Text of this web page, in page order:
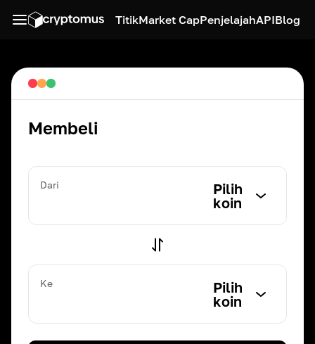
TitikMarket CapPenjelajahAPIBlog
Membeli
Dari
Pilih
koin
Ke
Pilih
koin